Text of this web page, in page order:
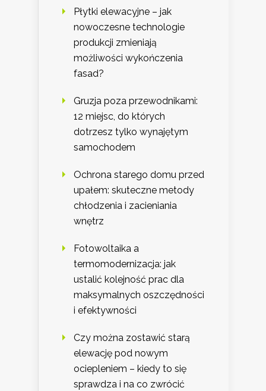
Płytki elewacyjne – jak
nowoczesne technologie
produkcji zmieniają
możliwości wykończenia
fasad?
Gruzja poza przewodnikami:
12 miejsc, do których
dotrzesz tylko wynajętym
samochodem
Ochrona starego domu przed
upałem: skuteczne metody
chłodzenia i zacieniania
wnętrz
Fotowoltaika a
termomodernizacja: jak
ustalić kolejność prac dla
maksymalnych oszczędności
i efektywności
Czy można zostawić starą
elewację pod nowym
ociepleniem – kiedy to się
sprawdza i na co zwrócić